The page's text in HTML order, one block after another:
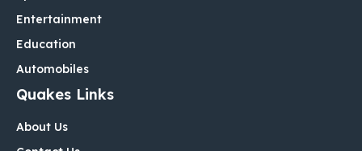
Entertainment
Education
Automobiles
Quakes Links
About Us